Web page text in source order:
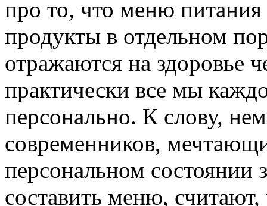
про то, что меню
продукты в отдельном
отражаются на здоровье
практически все мы
персонально. К слову,
современников,
персональном состоянии
составить меню, считают,